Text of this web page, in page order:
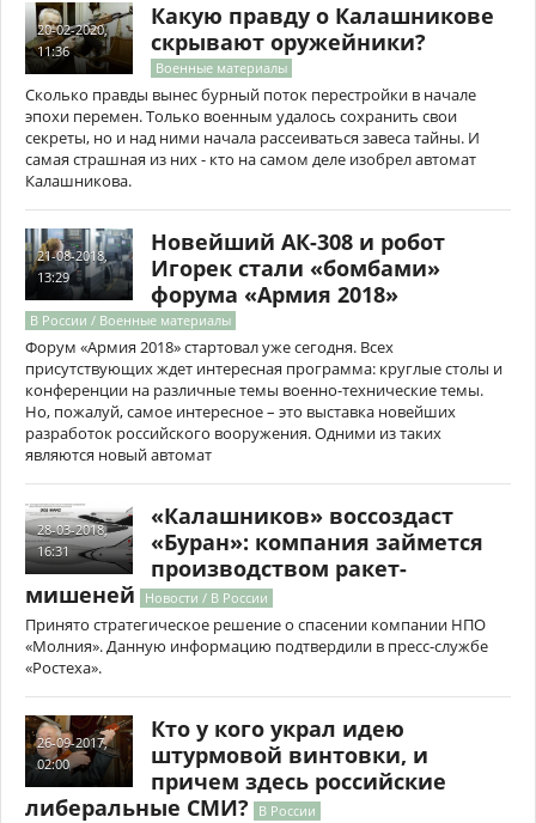
20-02-2020,
11:36
Какую правду о Калашникове
скрывают оружейники?
Военные материалы
Сколько правды вынес бурный поток перестройки в начале
эпохи перемен. Только военным удалось сохранить свои
секреты, но и над ними начала рассеиваться завеса тайны. И
самая страшная из них - кто на самом деле изобрел автомат
Калашникова.
21-08-2018,
13:29
Новейший АК-308 и робот
Игорек стали «бомбами»
форума «Армия 2018»
В России / Военные материалы
Форум «Армия 2018» стартовал уже сегодня. Всех
присутствующих ждет интересная программа: круглые столы и
конференции на различные темы военно-технические темы.
Но, пожалуй, самое интересное – это выставка новейших
разработок российского вооружения. Одними из таких
являются новый автомат
28-03-2018,
16:31
«Калашников» воссоздаст
«Буран»: компания займется
производством ракет-
мишеней
Новости / В России
Принято стратегическое решение о спасении компании НПО
«Молния». Данную информацию подтвердили в пресс-службе
«Ростеха».
26-09-2017,
02:00
Кто у кого украл идею
штурмовой винтовки, и
причем здесь российские
либеральные СМИ?
В России